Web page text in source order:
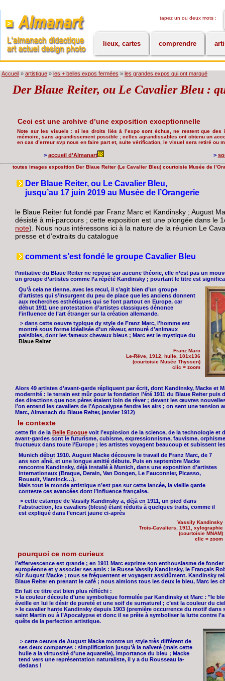
tapez un ou deux mots :
lieux, cartes comprendre
Accueil » artistique » les + belles expos fermées » les grandes expos qui ont marqué
Der Blaue Reiter, ou Le Cavalier Bleu :
Ceci est une archive d’une exposition exceptionnelle
Note sur les visuels : si les droits liés à l’expo sont échus, ne restent que des
mémoire, sans agrandissement possible ; celles agrandissables ont obtenu un
en cas d’erreur svp nous en faire part et, suite vérification, le visuel sera retiré ou
> accueil d’Almanart >
toutes images exposition Der Blaue Reiter (Le Cavalier Bleu) courtoisie Musée de
Der Blaue Reiter, ou Le Cavalier Bleu,
jusqu’au 17 juin 2019 au Musée de l’Orangerie
le Blaue Reiter fut fondé par Franz Marc et Kandinsky ; August
désisté à mi-parcours ; cette exposition est une plongée dans le
note). Nous nous intéressons ici à la nature de la réunion Le
presse et d’extraits du catalogue
comment s’est fondé le groupe Cavalier Bleu
l’initiative du Blaue Reiter ne repose sur aucune théorie, elle n’est pas un
un groupe d’artistes comme l’a répété Kandinsky ; pourtant le titre est
Qu’à cela ne tienne, avec les recul, il s’agit bien d’un groupe
d’artistes qui s’insurgent du peu de place que les anciens donnent
aux recherches esthétiques qui se font partout en Europe, car
début 1911 une protestation d’artistes classiques dénonce
l’influence de l’art étranger sur la création allemande.
> dans cette oeuvre typique dy style de Franz Marc, l’homme est
montré sous forme idéalisée d’un rêveur, entouré d’animaux
paisibles, dont les fameux chevaux bleus ; Marc est le mystique du
Blaue Reiter
Franz Marc
Le-Rêve, 1912, huile, 101x136
(courtoisie Musée Thyssen)
clic = zoom
Alors 49 artistes d’avant-garde répliquent par écrit, dont Kandinsky, Macke et
modernité : le terrain est mûr pour la fondation l’été 1911 du Blaue Reiter puis
des directions que nos pères étaient loin de rêver ; devant les œuvres
l’on entend les cavaliers de l’Apocalypse fendre les airs ; on sent une tension
Marc, Almanach du Blaue Reiter, janvier 1912)
le contexte
cette fin de la Belle Epoque voit l’explosion de la science, de la technologie et
avant-gardes sont le futurisme, cubisme, expressionnisme, fauvisme,
fructueux dans toute l’Europe ; les artistes voyagent beaucoup et subissent
Munich début 1910. August Macke découvre le travail de Franz Marc, de 7
ans son aîné, et une longue amitié débute. Puis en septembre Macke
rencontre Kandinsky, déjà installé à Munich, dans une exposition d’artistes
internationaux (Braque, Derain, Van Dongen, Le Fauconnier, Picasso,
Rouault, Vlaminck…).
Mais tout le monde artistique n’est pas sur cette lancée, la vieille garde
conteste ces avancées dont l’influence française.
> cette estampe de Vassily Kandinsky a, déjà en 1911, un pied dans
l’abstraction, les cavaliers (bleus) étant réduits à quelques traits, comme il
est expliqué dans l’encart jaune ci-après
Vassily Kandinsky
Trois-Cavaliers, 1911, xylographie
(courtoisie MNAM)
clic = zoom
pourquoi ce nom curieux
l’effervescence est grande ; en 1911 Marc exprime son enthousiasme de
européenne et y associer ses amis : le Russe Vassily Kandinsky, le Français
sûr August Macke ; tous se fréquentent et voyagent assidûment. Kandinsky
Blaue Reiter en prenant le café ; nous aimions tous les deux le bleu, Marc les
En fait ce titre est bien plus réfléchi :
> la couleur découle d’une symbolique formulée par Kandinsky et Marc : "le
éveille en lui le désir de pureté et une soif de surnaturel ; c’est la couleur du
> le cavalier hante Kandinsky depuis 1903 (première occurrence du motif
saint Martin ou à l’Apocalypse et donc il se prête à symboliser la lutte contre
quête de la perfection artistique.
> cette oeuvre de August Macke montre un style très différent de
ses deux comparses : simplification jusqu’à la naïveté (mais cette
huile a la virtuosité d’une aquarelle), importance du bleu ; Macke
tend vers une représentation naturaliste, il y a du Rousseau la-
dedans !